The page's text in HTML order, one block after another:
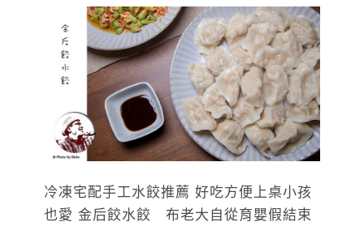
冷凍宅配手工水餃推薦 好吃方便上桌小孩
也愛 金后餃水餃 布老大自從育嬰假結束